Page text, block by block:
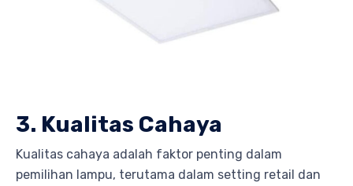
3. Kualitas Cahaya
Kualitas cahaya adalah faktor penting dalam
pemilihan lampu, terutama dalam setting retail dan